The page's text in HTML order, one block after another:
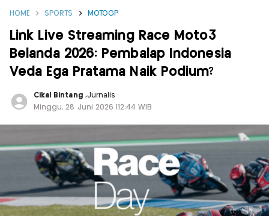
HOME SPORTS MOTOGP
Link Live Streaming Race Moto3
Belanda 2026: Pembalap Indonesia
Veda Ega Pratama Naik Podium?
Cikal Bintang ,Jurnalis
Minggu, 28 Juni 2026 |12:44 WIB